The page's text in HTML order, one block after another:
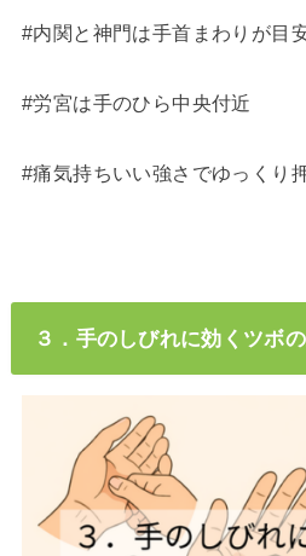
#内関と神門は手首まわりが目
#労宮は手のひら中央付近
#痛気持ちいい強さでゆっくり
３．手のしびれに効くツボ